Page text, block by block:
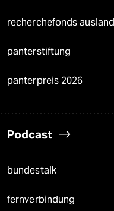
recherchefonds ausland
panterstiftung
panterpreis 2026
Podcast
bundestalk
fernverbindung